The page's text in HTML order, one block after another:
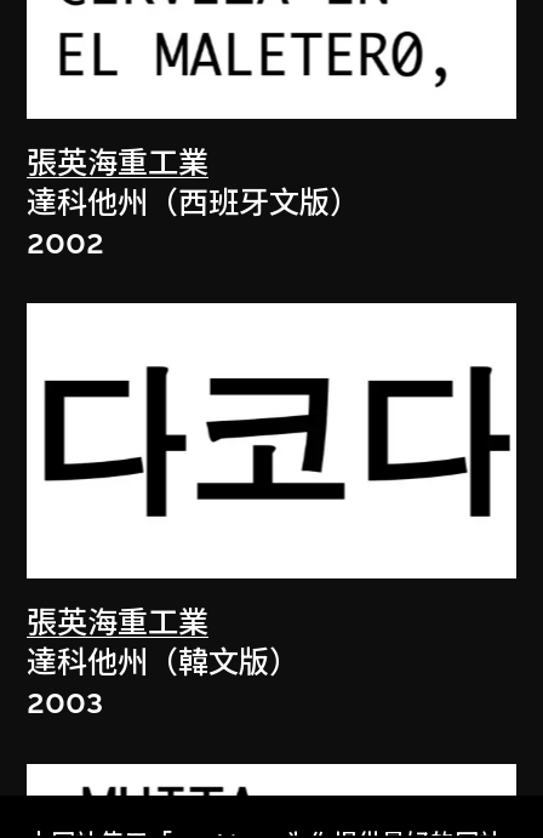
張英海重工業
達科他州（西班牙文版）
2002
張英海重工業
達科他州（韓文版）
2003